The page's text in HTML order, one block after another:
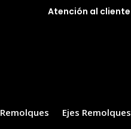
Atención al cliente
Remolques
Ejes Remolques